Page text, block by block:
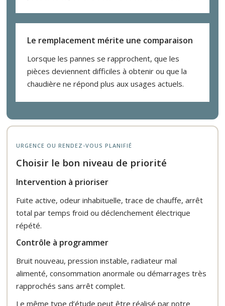
Le remplacement mérite une comparaison
Lorsque les pannes se rapprochent, que les
pièces deviennent difficiles à obtenir ou que la
chaudière ne répond plus aux usages actuels.
URGENCE OU RENDEZ-VOUS PLANIFIÉ
Choisir le bon niveau de priorité
Intervention à prioriser
Fuite active, odeur inhabituelle, trace de chauffe, arrêt
total par temps froid ou déclenchement électrique
répété.
Contrôle à programmer
Bruit nouveau, pression instable, radiateur mal
alimenté, consommation anormale ou démarrages très
rapprochés sans arrêt complet.
Le même type d’étude peut être réalisé par notre